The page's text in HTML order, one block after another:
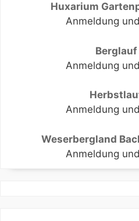
Huxarium
Anmeldung
Anmeldung
Anmeldung
Weserbergland
Anmeldung